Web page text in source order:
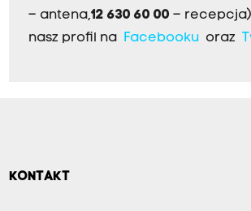
– antena,12 630 60 00 –
nasz profil na
Facebookuoraz
KONTAKT